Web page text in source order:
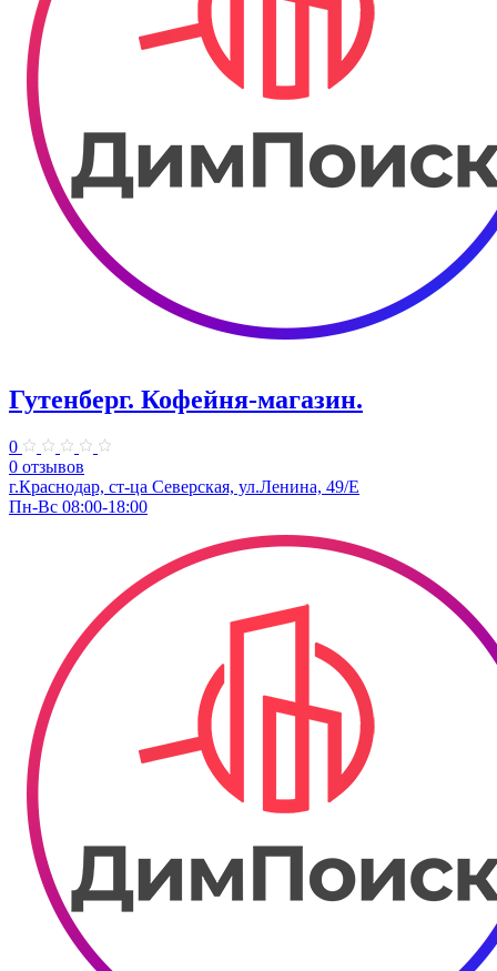
Гутенберг. Кофейня-магазин.
0
0 отзывов
г.Краснодар, ст-ца Северская, ул.Ленина, 49/Е
Пн-Вс 08:00-18:00